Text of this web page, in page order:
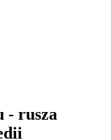
- rusza